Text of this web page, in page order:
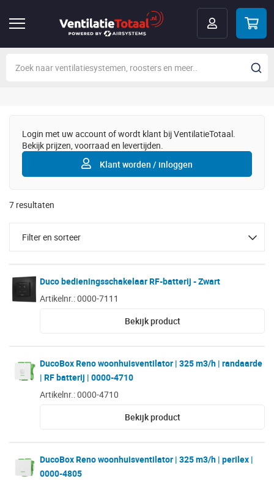
Login met uw account of wordt klant bij VentilatieTotaal.
Bekijk prijzen, voorraad en levertijden.
Klant worden / inloggen
7 resultaten
Filter en sorteer
Duco bedieningsschakelaar RF-batterij - Zwart
Artikelnr.: 0000-7111
Bekijk product
DucoBox Reno woonhuisventilator | 325 m3/h | randaarde
| RF batterij | 0000-4710
Artikelnr.: 0000-4710
Bekijk product
DucoBox Reno woonhuisventilator | 325 m3/h | perilex |
0000-4805